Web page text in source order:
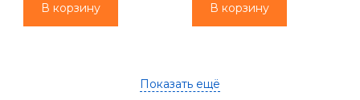
В корзину В корзину
Показать ещё